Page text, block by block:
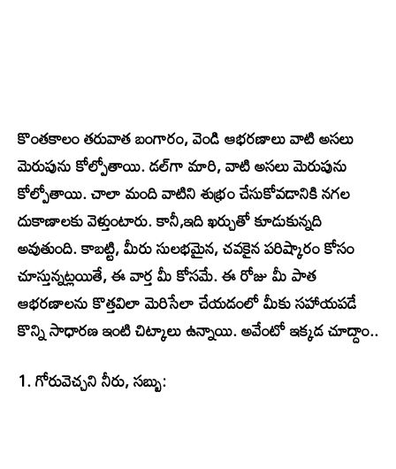
కొంతకాలం తరువాత బంగారం, వెండి ఆభరణాలు వాటి అసలు
మెరుపును కోల్పోతాయి. డల్‌గా మారి, వాటి అసలు మెరుపును
కోల్పోతాయి. చాలా మంది వాటిని శుభ్రం చేసుకోవడానికి నగల
దుకాణాలకు వెళ్తుంటారు. కానీ,ఇది ఖర్చుతో కూడుకున్నది
అవుతుంది. కాబట్టి, మీరు సులభమైన, చవకైన పరిష్కారం కోసం
చూస్తున్నట్లయితే, ఈ వార్త మీ కోసమే. ఈ రోజు మీ పాత
ఆభరణాలను కొత్తవిలా మెరిసేలా చేయడంలో మీకు సహాయపడే
కొన్ని సాధారణ ఇంటి చిట్కాలు ఉన్నాయి. అవేంటో ఇక్కడ చూద్దాం..
1. గోరువెచ్చని నీరు, సబ్బు: